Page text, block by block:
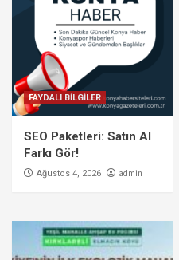
FAYDALI BİLGİLER
SEO Paketleri: Satın Al
Farkı Gör!
Ağustos 4, 2026 admin